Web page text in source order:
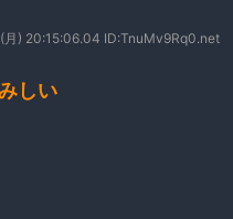
月) 20:15:06.04 ID:TnuMv9Rq0.net
しい